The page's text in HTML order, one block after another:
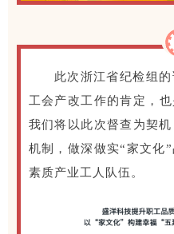
此次浙江省纪检组
工会产改工作的肯定，
我们将以此次督查为契
机制，做深做实“家文化
素质产业工人队伍。